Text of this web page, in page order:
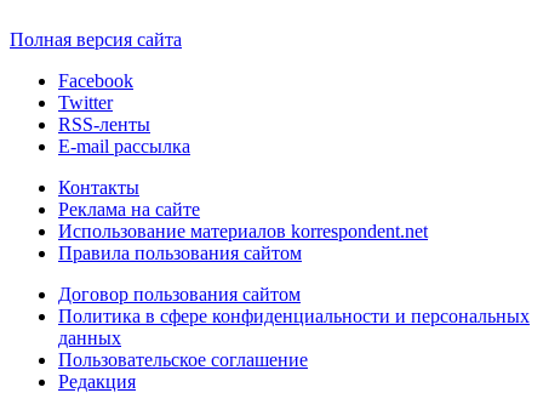
Полная версия сайта
Facebook
Twitter
RSS-ленты
E-mail рассылка
Контакты
Реклама на сайте
Использование материалов korrespondent.net
Правила пользования сайтом
Договор пользования сайтом
Политика в сфере конфиденциальности и персональных
данных
Пользовательское соглашение
Редакция